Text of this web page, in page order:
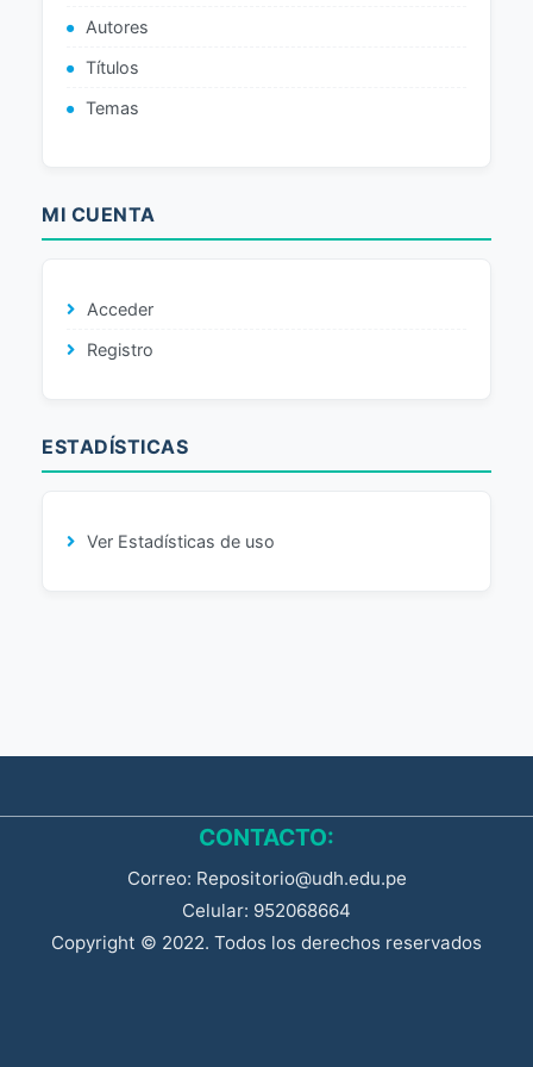
Autores
Títulos
Temas
MI CUENTA
Acceder
Registro
ESTADÍSTICAS
Ver Estadísticas de uso
CONTACTO:
Correo: Repositorio@udh.edu.pe
Celular: 952068664
Copyright © 2022. Todos los derechos reservados